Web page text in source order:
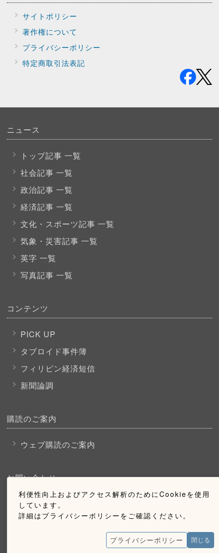
利便性向上およびアクセス解析のためにCookieを使用
しています。
詳細はプライバシーポリシーをご確認ください。
プライバシーポリシー 閉じる
サイトポリシー
著作権について
プライバシーポリシー
特定商取引法表記
ニュース
トップ記事 一覧
社会記事 一覧
政治記事 一覧
経済記事 一覧
文化・スポーツ記事 一覧
気象・災害記事 一覧
英字 一覧
写真記事 一覧
コンテンツ
PICK UP
タブロイド事件簿
フィリピン経済短信
新聞論調
購読のご案内
ウェブ購読のご案内
お問い合わせ
採用情報
お問い合わせ